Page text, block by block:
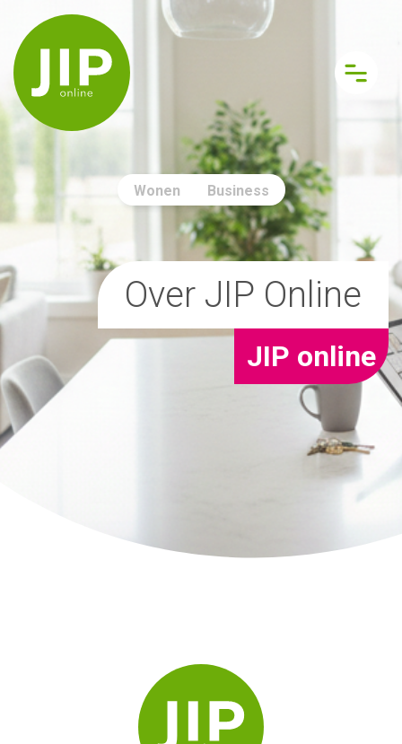
Wonen Business
Over JIP Online
JIP online